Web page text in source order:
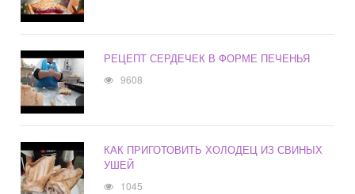
РЕЦЕПТ СЕРДЕЧЕК В ФОРМЕ ПЕЧЕНЬЯ
9608
КАК ПРИГОТОВИТЬ ХОЛОДЕЦ ИЗ СВИНЫХ
УШЕЙ
1045